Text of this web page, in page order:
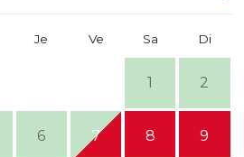
Je Ve Sa Di
1 2
6 7 8 9